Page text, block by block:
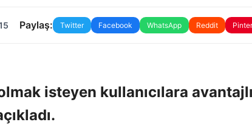
Paylaş: Twitter Facebook WhatsApp Reddit
isteyen kullanıcılara avantajlı